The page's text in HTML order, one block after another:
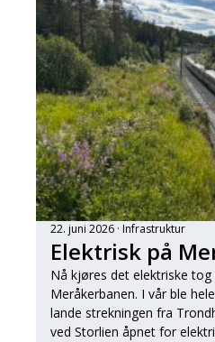
22. juni 2026 Infrastruktur
Elektrisk på
Nå kjøres det elektriske tog
Meråkerbanen. I vår ble
lande strekningen fra
ved Storlien åpnet for